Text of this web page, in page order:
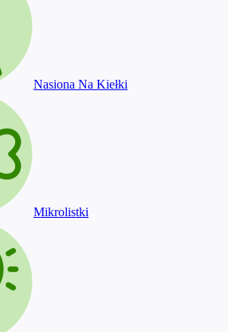
Nasiona Na Kiełki
Mikrolistki